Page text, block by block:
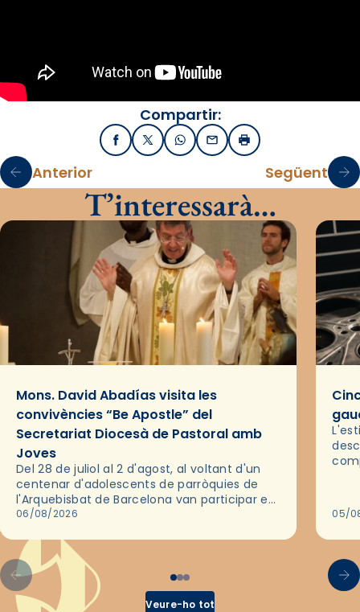
Compartir:
FacebookX / TwitterWhatsApp
EmailImprimir
Anterior Següent
T’interessarà…
Mons. David Abadías visita les
convivències “Be Apostle” del
Secretariat Diocesà de Pastoral amb
Joves
Del 28 de juliol al 2 d'agost, al voltant d'un
centenar d'adolescents de parròquies de
l'Arquebisbat de Barcelona van participar en
les convivències Be Apostle, organitzades
06/08/2026 05/
Veure-ho tot